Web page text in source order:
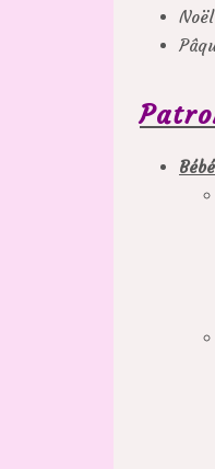
Noël